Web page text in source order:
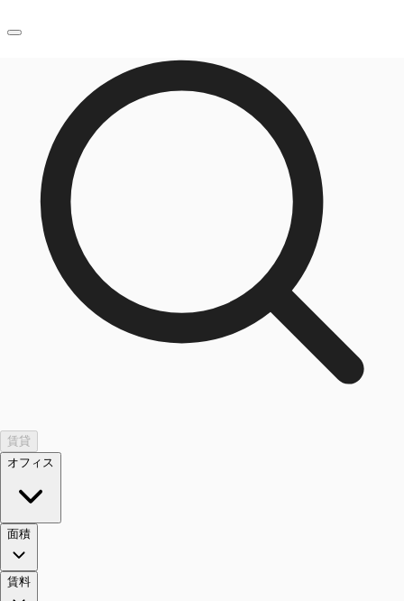
オフィス・事務所
倉庫・物流センター
地図検索
記事
仲介会社様はこちらへ
お気に入り
お電話
賃貸
オフィス
面積
賃料